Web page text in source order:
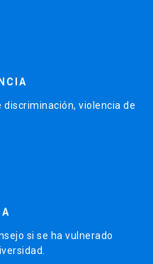
discriminación, violencia de
si se ha vulnerado